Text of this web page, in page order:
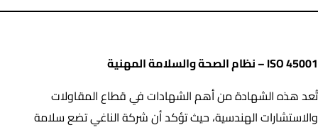
ISO 45001 – نظام الصحة والسلامة المهنية
تُعد هذه الشهادة من أهم الشهادات في قطاع المقاولات
والاستشارات الهندسية، حيث تؤكد أن شركة الناغي تضع سلامة